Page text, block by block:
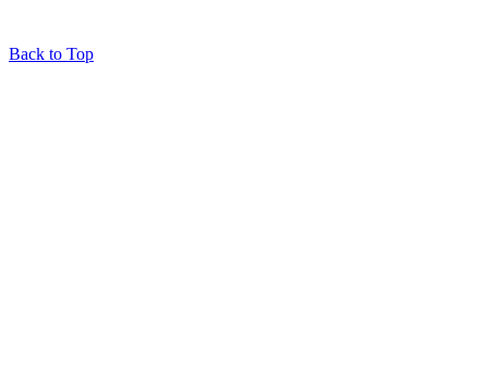
Back to Top